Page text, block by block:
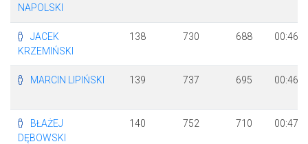
NAPOLSKI
JACEK
KRZEMIŃSKI
138 730 688
MARCIN LIPIŃSKI 139 737 695
BŁAŻEJ
DĘBOWSKI
140 752 710